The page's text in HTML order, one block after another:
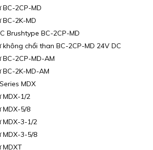
2CP-MD
2K-MD
Brushtype BC-2CP-MD
chổi than BC-2CP-MD 24V DC
2CP-MD-AM
2K-MD-AM
MDX
1/2
MDX-5/8
MDX-3-1/2
MDX-3-5/8
MDXT